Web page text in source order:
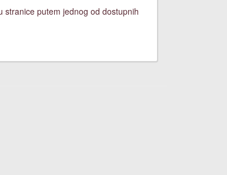
stranice putem jednog od dostupnih